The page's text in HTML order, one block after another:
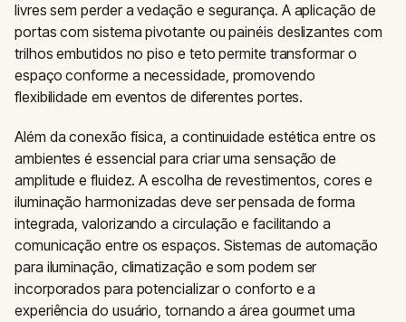
livres sem perder a vedação e segurança. A aplicação de
portas com sistema pivotante ou painéis deslizantes com
trilhos embutidos no piso e teto permite transformar o
espaço conforme a necessidade, promovendo
flexibilidade em eventos de diferentes portes.
Além da conexão física, a continuidade estética entre os
ambientes é essencial para criar uma sensação de
amplitude e fluidez. A escolha de revestimentos, cores e
iluminação harmonizadas deve ser pensada de forma
integrada, valorizando a circulação e facilitando a
comunicação entre os espaços. Sistemas de automação
para iluminação, climatização e som podem ser
incorporados para potencializar o conforto e a
experiência do usuário, tornando a área gourmet uma